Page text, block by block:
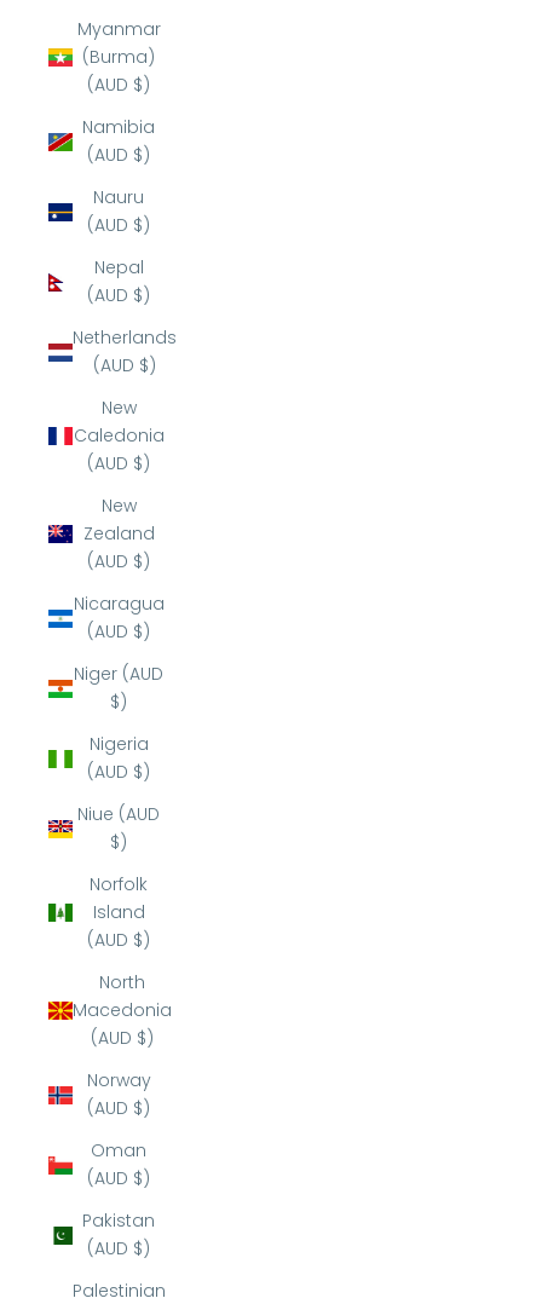
Myanmar
(Burma)
(AUD $)
Namibia
(AUD $)
Nauru
(AUD $)
Nepal
(AUD $)
Netherlands
(AUD $)
New
Caledonia
(AUD $)
New
Zealand
(AUD $)
Nicaragua
(AUD $)
Niger (AUD
$)
Nigeria
(AUD $)
Niue (AUD
$)
Norfolk
Island
(AUD $)
North
Macedonia
(AUD $)
Norway
(AUD $)
Oman
(AUD $)
Pakistan
(AUD $)
Palestinian